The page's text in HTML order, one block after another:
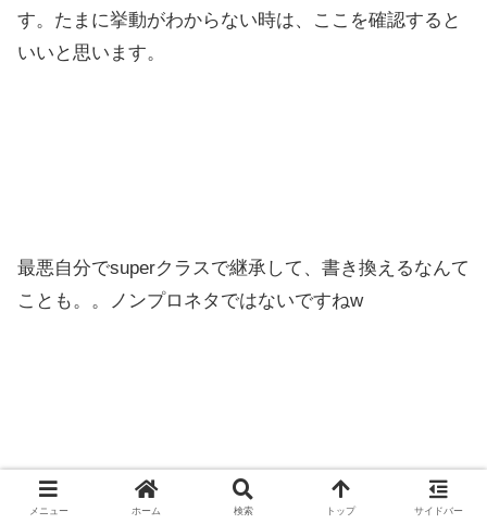
す。たまに挙動がわからない時は、ここを確認すると
いいと思います。
最悪自分でsuperクラスで継承して、書き換えるなんて
ことも。。ノンプロネタではないですねw
bootstrap自体をCDNとしていれる方法の他にもflaskに
メニュー ホーム 検索 トップ サイドバー